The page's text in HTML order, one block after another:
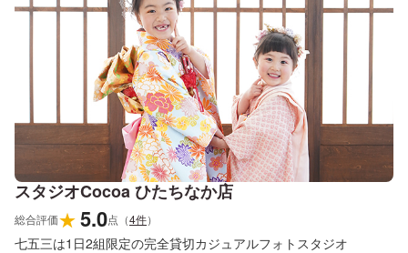
スタジオCocoa ひたちなか店
総合評価★5.0点 （4件）
七五三は1日2組限定の完全貸切カジュアルフォトスタジオ